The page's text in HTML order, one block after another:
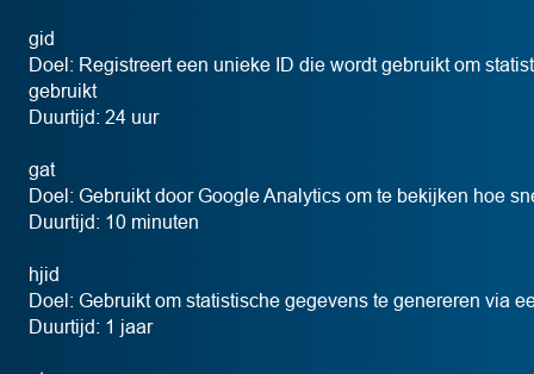
gid
Doel: Registreert een unieke ID die wordt gebruikt om
gebruikt
Duurtijd: 24 uur
gat
Doel: Gebruikt door Google Analytics om te bekijken hoe
Duurtijd: 10 minuten
hjid
Doel: Gebruikt om statistische gegevens te genereren via
Duurtijd: 1 jaar